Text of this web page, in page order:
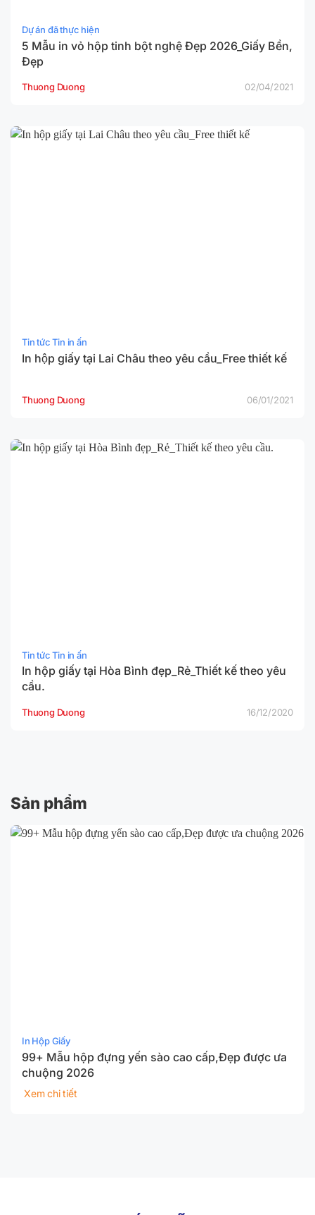
Dự án đã thực hiện
5 Mẫu in vỏ hộp tinh bột nghệ Đẹp 2026_Giấy Bền,
Đẹp
Thuong Duong 02/04/2021
Tin tức Tin in ấn
In hộp giấy tại Lai Châu theo yêu cầu_Free thiết kế
Thuong Duong 06/01/2021
Tin tức Tin in ấn
In hộp giấy tại Hòa Bình đẹp_Rẻ_Thiết kế theo yêu
cầu.
Thuong Duong 16/12/2020
Sản phẩm
In Hộp Giấy
99+ Mẫu hộp đựng yến sào cao cấp,Đẹp được ưa
chuộng 2026
Xem chi tiết